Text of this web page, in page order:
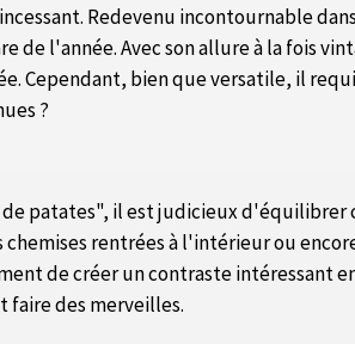
Redevenu incontournable
de l'année. Avec son allure à la fois
Cependant, bien que versatile, il
?
de patates", il est judicieux
rentrées à l'intérieur ou
de créer un contraste intéressant
des merveilles.